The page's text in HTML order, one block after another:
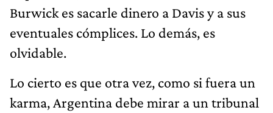
Burwick es sacarle dinero a Davis y a sus
eventuales cómplices. Lo demás, es
olvidable.
Lo cierto es que otra vez, como si fuera un
karma, Argentina debe mirar a un tribunal